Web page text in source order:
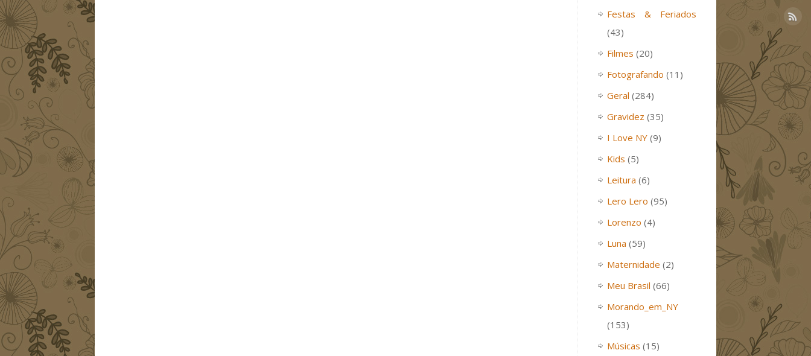
Festas & Feriados
(43)
Filmes (20)
Fotografando (11)
Geral (284)
Gravidez (35)
I Love NY (9)
Kids (5)
Leitura (6)
Lero Lero (95)
Lorenzo (4)
Luna (59)
Maternidade (2)
Meu Brasil (66)
Morando_em_NY
(153)
Músicas (15)